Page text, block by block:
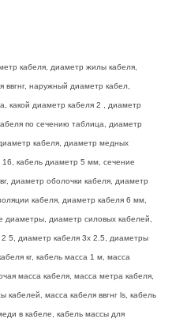
кабеля, диаметр жилы кабеля,
ввгнг, наружный диаметр кабел,
какой диаметр кабеля 2 , диаметр
по сечению таблица, диаметр
кабеля, диаметр медных
16, кабель диаметр 5 мм, сечение
диаметр оболочки кабеля, диаметр
кабеля, диаметр кабеля 6 мм,
диаметры, диаметр силовых кабелей,
5, диаметр кабеля 3х 2.5, диаметры
кг, кабель масса 1 м, масса
масса кабеля, масса метра кабеля,
кабелей, масса кабеля ввгнг ls, кабель
в кабеле, кабель массы для